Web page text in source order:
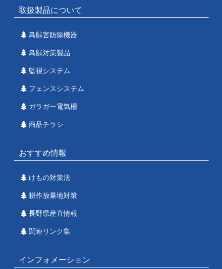
取扱製品について
鳥獣害防除機器
鳥獣対策製品
監視システム
フェンスシステム
ガラガー電気柵
商品チラシ
おすすめ情報
けもの対策法
耕作放棄地対策
長野県産直情報
関連リンク集
インフォメーション